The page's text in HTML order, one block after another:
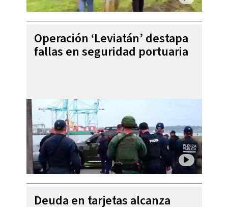
Operación ‘Leviatán’ destapa
fallas en seguridad portuaria
Deuda en tarjetas alcanza